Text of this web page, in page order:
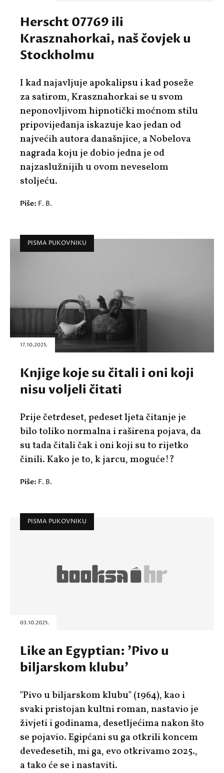
Herscht 07769 ili
Krasznahorkai, naš čovjek u
Stockholmu
I kad najavljuje apokalipsu i kad poseže
za satirom, Krasznahorkai se u svom
neponovljivom hipnotički moćnom stilu
pripovijedanja iskazuje kao jedan od
najvećih autora današnjice, a Nobelova
nagrada koju je dobio jedna je od
najzaslužnijih u ovom neveselom
stoljeću.
Piše: F. B.
PISMA PUKOVNIKU
17.10.2025.
Knjige koje su čitali i oni koji
nisu voljeli čitati
Prije četrdeset, pedeset ljeta čitanje je
bilo toliko normalna i raširena pojava, da
su tada čitali čak i oni koji su to rijetko
činili. Kako je to, k jarcu, moguće!?
Piše: F. B.
PISMA PUKOVNIKU
03.10.2025.
Like an Egyptian: 'Pivo u
biljarskom klubu'
"Pivo u biljarskom klubu" (1964), kao i
svaki pristojan kultni roman, nastavio je
živjeti i godinama, desetljećima nakon što
se pojavio. Egipćani su ga otkrili koncem
devedesetih, mi ga, evo otkrivamo 2025.,
a tako će se i nastaviti.